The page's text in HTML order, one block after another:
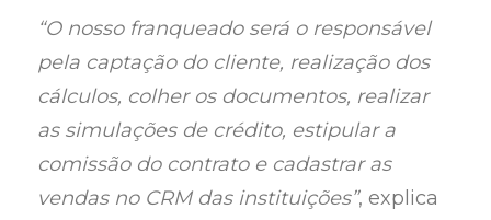
“O nosso franqueado será o responsável
pela captação do cliente, realização dos
cálculos, colher os documentos, realizar
as simulações de crédito, estipular a
comissão do contrato e cadastrar as
vendas no CRM das instituições”, explica